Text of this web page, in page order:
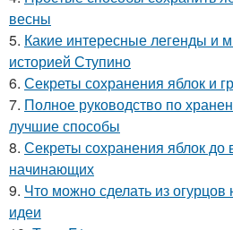
весны
5. Какие интересные легенды и
историей Ступино
6. Секреты сохранения яблок и
7. Полное руководство по
лучшие способы
8. Секреты сохранения яблок до
начинающих
9. Что можно сделать из
идеи